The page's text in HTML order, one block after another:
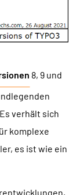
8, 9 und
verhält sich
komplexe
es ist wie ein